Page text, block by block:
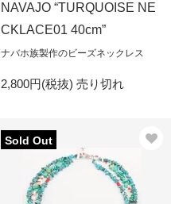
NAVAJO “TURQUOISE NE
CKLACE01 40cm”
ナバホ族製作のビーズネックレス
2,800円(税抜) 売り切れ
Sold Out